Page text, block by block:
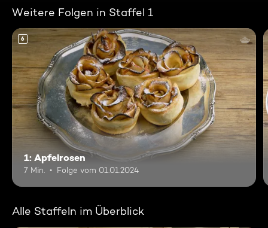
Weitere Folgen in Staffel 1
6
1: Apfelrosen
7 Min. Folge vom 01.01.2024
Alle Staffeln im Überblick